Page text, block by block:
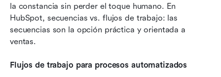
la constancia sin perder el toque humano. En
HubSpot, secuencias vs. flujos de trabajo: las
secuencias son la opción práctica y orientada a
ventas.
Flujos de trabajo para procesos automatizados